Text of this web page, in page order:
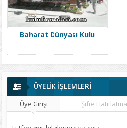
Baharat Dünyası Kulu
ÜYELİK İŞLEMLERİ
Üye Girişi Şifre Hatırlatma